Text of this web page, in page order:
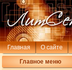
Главная О сайте
Главное меню